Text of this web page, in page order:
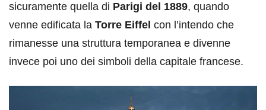
sicuramente quella di Parigi del 1889, quando
venne edificata la Torre Eiffel con l’intendo che
rimanesse una struttura temporanea e divenne
invece poi uno dei simboli della capitale francese.